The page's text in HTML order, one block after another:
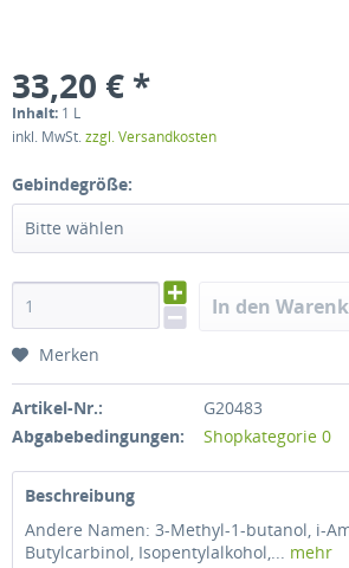
33,20 € *
Inhalt: 1 L
inkl. MwSt.zzgl. Versandkosten
Gebindegröße:
Bitte wählen
In den
Merken
Artikel-Nr.:
G20483
Abgabebedingungen:
Shopkategorie 0
Beschreibung
Andere Namen: 3-Methyl-1-butanol, i-
Butylcarbinol, Isopentylalkohol,... mehr